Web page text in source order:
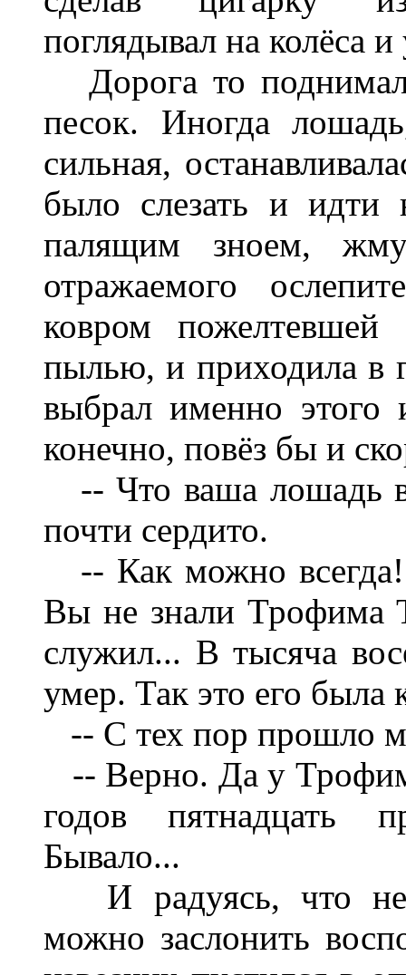
поглядывал на колёса
Дорога то
песок. Иногда
сильная,
было слезать и идти
палящим зноем,
отражаемого
ковром
пылью, и приходила в
выбрал именно этого
конечно, повёз бы и
-- Что ваша лошадь
почти сердито.
-- Как можно всегда!
Вы не знали Трофима
служил... В тысяча
умер. Так это его была
-- С тех пор прошло
-- Верно. Да у
годов пятнадцать
Бывало...
И радуясь, что
можно заслонить